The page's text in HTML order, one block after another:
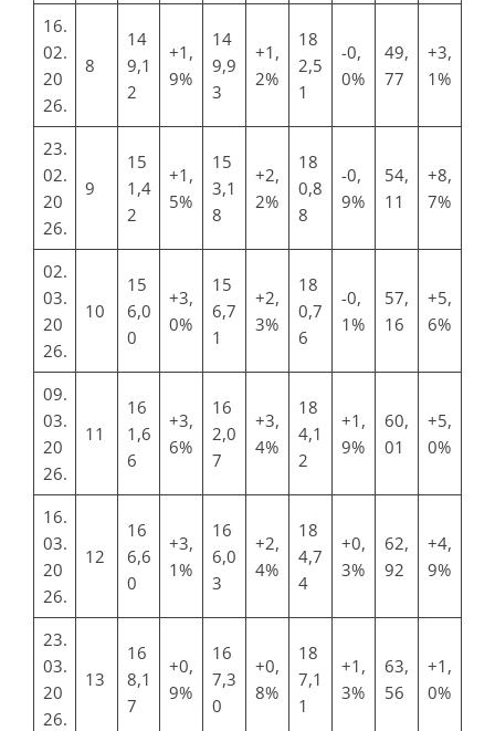
16.
02.
20
26.
8
14
9,1
2
+1,
9%
14
9,9
3
+1,
2%
18
2,5
1
-0,
0%
49,
77
+3,
1%
23.
02.
20
26.
9
15
1,4
2
+1,
5%
15
3,1
8
+2,
2%
18
0,8
8
-0,
9%
54,
11
+8,
7%
02.
03.
20
26.
10
15
6,0
0
+3,
0%
15
6,7
1
+2,
3%
18
0,7
6
-0,
1%
57,
16
+5,
6%
09.
03.
20
26.
11
16
1,6
6
+3,
6%
16
2,0
7
+3,
4%
18
4,1
2
+1,
9%
60,
01
+5,
0%
16.
03.
20
26.
12
16
6,6
0
+3,
1%
16
6,0
3
+2,
4%
18
4,7
4
+0,
3%
62,
92
+4,
9%
23.
03.
20
26.
13
16
8,1
7
+0,
9%
16
7,3
0
+0,
8%
18
7,1
1
+1,
3%
63,
56
+1,
0%